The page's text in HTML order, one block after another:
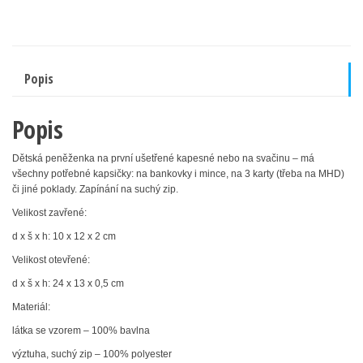
Popis
Popis
Dětská peněženka na první ušetřené kapesné nebo na svačinu – má
všechny potřebné kapsičky: na bankovky i mince, na 3 karty (třeba na MHD)
či jiné poklady. Zapínání na suchý zip.
Velikost zavřené:
d x š x h: 10 x 12 x 2 cm
Velikost otevřené:
d x š x h: 24 x 13 x 0,5 cm
Materiál :
látka se vzorem – 100% bavlna
výztuha, suchý zip – 100% polyester